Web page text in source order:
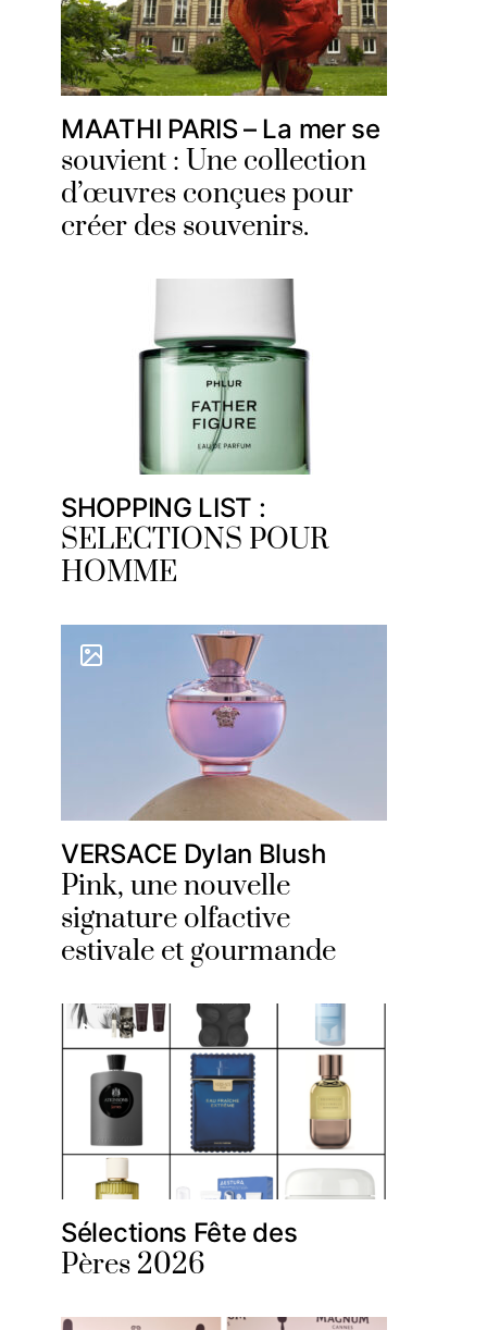
MAATHI PARIS – La mer se
souvient : Une collection
d’œuvres conçues pour
créer des souvenirs.
SHOPPING LIST :
SELECTIONS POUR
HOMME
VERSACE Dylan Blush
Pink, une nouvelle
signature olfactive
estivale et gourmande
Sélections Fête des
Pères 2026